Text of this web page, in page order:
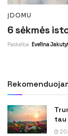
ĮDOMU
6 sėkmės
Paskelbė Evelina
tau